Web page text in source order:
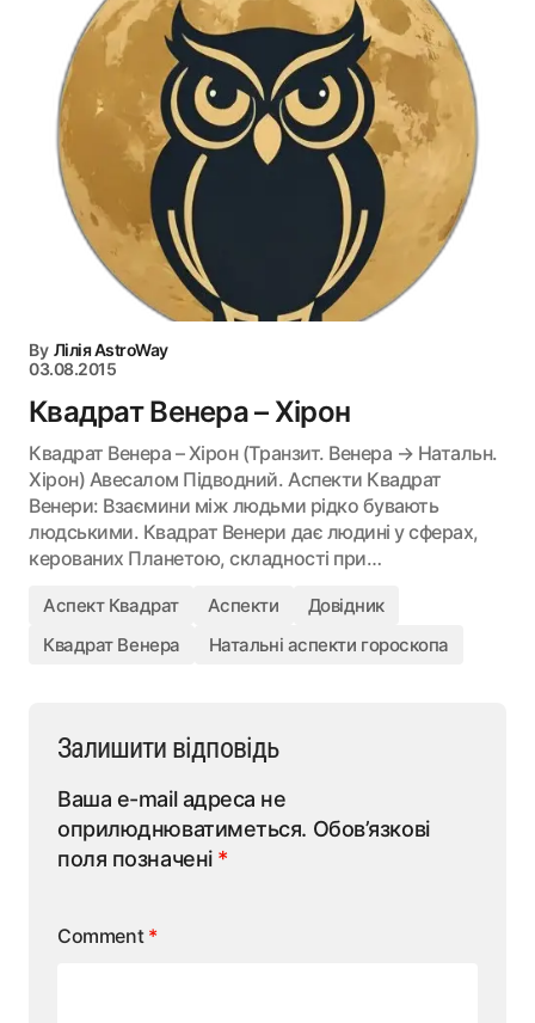
By Лілія AstroWay
03.08.2015
Квадрат Венера – Хірон
Квадрат Венера – Хірон (Транзит. Венера → Натальн.
Хірон) Авесалом Підводний. Аспекти Квадрат
Венери: Взаємини між людьми рідко бувають
людськими. Квадрат Венери дає людині у сферах,
керованих Планетою, складності при…
Аспект Квадрат Аспекти
Довідник
Квадрат Венера
Натальні аспекти гороскопа
Залишити відповідь
Ваша e-mail адреса не
оприлюднюватиметься. Обов’язкові
поля позначені *
Comment *